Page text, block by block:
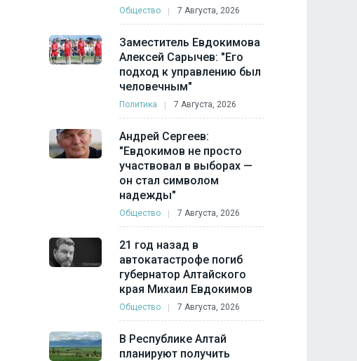
Общество 7 Августа, 2026
Заместитель Евдокимова
Алексей Сарычев: "Его
подход к управлению был
человечным"
Политика 7 Августа, 2026
Андрей Сергеев:
"Евдокимов не просто
участвовал в выборах —
он стал символом
надежды"
Общество 7 Августа, 2026
21 год назад в
автокатастрофе погиб
губернатор Алтайского
края Михаил Евдокимов
Общество 7 Августа, 2026
В Республике Алтай
планируют получить